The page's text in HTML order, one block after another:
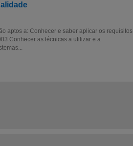
aptos a: Conhecer e saber aplicar os requisitos
Conhecer as técnicas a utilizar e a